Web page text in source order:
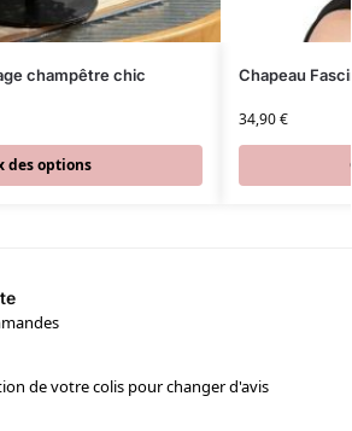
champêtre chic
des options
Chapeau
34,90€
de votre colis pour changer d'avis